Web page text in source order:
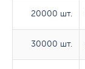
20000 шт.
30000 шт.
20000 шт.
30000 шт.